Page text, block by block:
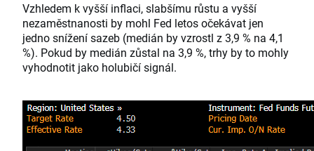
Vzhledem k vyšší inflaci, slabšímu růstu a vyšší
nezaměstnanosti by mohl Fed letos očekávat jen
jedno snížení sazeb (medián by vzrostl z 3,9 % na 4,1
%). Pokud by medián zůstal na 3,9 %, trhy by to mohly
vyhodnotit jako holubičí signál.